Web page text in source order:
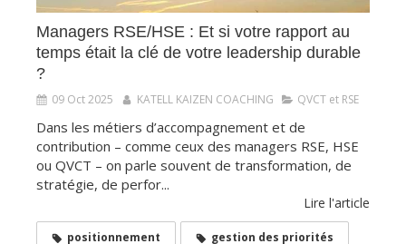
Managers RSE/HSE : Et si votre rapport au
temps était la clé de votre leadership durable
?
09 Oct 2025 KATELL KAIZEN COACHING QVCT et RSE
Dans les métiers d’accompagnement et de
contribution – comme ceux des managers RSE, HSE
ou QVCT – on parle souvent de transformation, de
stratégie, de perfor...
Lire l'article
positionnement gestion des priorités